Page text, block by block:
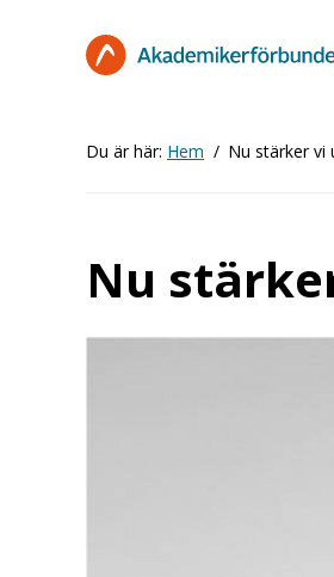
Du är här: Hem Nu stärker vi
Nu